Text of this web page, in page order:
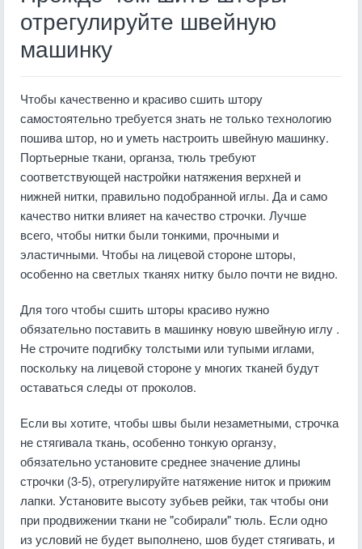
отрегулируйте швейную
машинку
Чтобы качественно и красиво сшить штору
самостоятельно требуется знать не только технологию
пошива штор, но и уметь настроить швейную машинку.
Портьерные ткани, органза, тюль требуют
соответствующей настройки натяжения верхней и
нижней нитки, правильно подобранной иглы. Да и само
качество нитки влияет на качество строчки. Лучше
всего, чтобы нитки были тонкими, прочными и
эластичными. Чтобы на лицевой стороне шторы,
особенно на светлых тканях нитку было почти не видно.
Для того чтобы сшить шторы красиво нужно
обязательно поставить в машинку новую швейную иглу .
Не строчите подгибку толстыми или тупыми иглами,
поскольку на лицевой стороне у многих тканей будут
оставаться следы от проколов.
Если вы хотите, чтобы швы были незаметными, строчка
не стягивала ткань, особенно тонкую органзу,
обязательно установите среднее значение длины
строчки (3-5), отрегулируйте натяжение ниток и прижим
лапки. Установите высоту зубьев рейки, так чтобы они
при продвижении ткани не "собирали" тюль. Если одно
из условий не будет выполнено, шов будет стягивать, и